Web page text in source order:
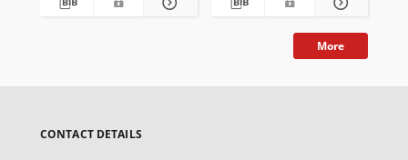
More
CONTACT DETAILS